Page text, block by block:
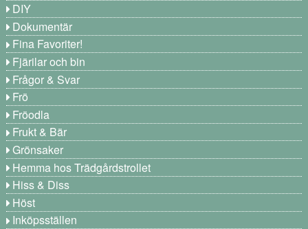
DIY
Dokumentär
Fina Favoriter!
Fjärilar och bin
Frågor & Svar
Frö
Fröodla
Frukt & Bär
Grönsaker
Hemma hos Trädgårdstrollet
Hiss & Diss
Höst
Inköpsställen